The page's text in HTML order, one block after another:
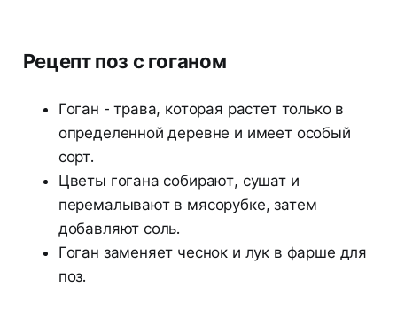
Рецепт поз с гоганом
Гоган - трава, которая растет только в
определенной деревне и имеет особый
сорт.
Цветы гогана собирают, сушат и
перемалывают в мясорубке, затем
добавляют соль.
Гоган заменяет чеснок и лук в фарше для
поз.